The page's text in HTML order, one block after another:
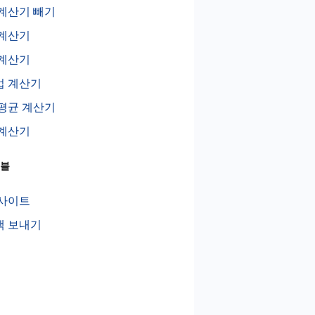
산기 빼기
산기
산기
계산기
균 계산기
산기
이트
보내기